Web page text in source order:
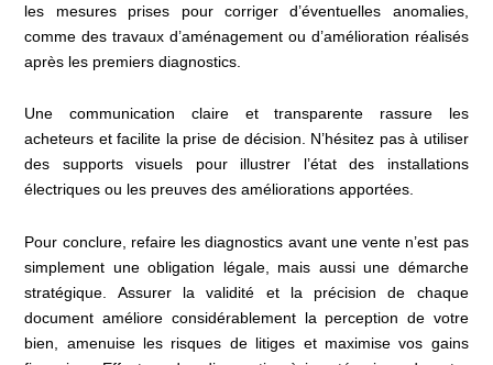
les mesures prises pour corriger d’éventuelles anomalies,
comme des travaux d’aménagement ou d’amélioration réalisés
après les premiers diagnostics.
Une communication claire et transparente rassure les
acheteurs et facilite la prise de décision. N’hésitez pas à utiliser
des supports visuels pour illustrer l’état des installations
électriques ou les preuves des améliorations apportées.
Pour conclure, refaire les diagnostics avant une vente n’est pas
simplement une obligation légale, mais aussi une démarche
stratégique. Assurer la validité et la précision de chaque
document améliore considérablement la perception de votre
bien, amenuise les risques de litiges et maximise vos gains